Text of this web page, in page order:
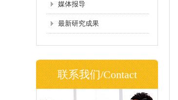
媒体报导
最新研究成果
联系我们/Contact